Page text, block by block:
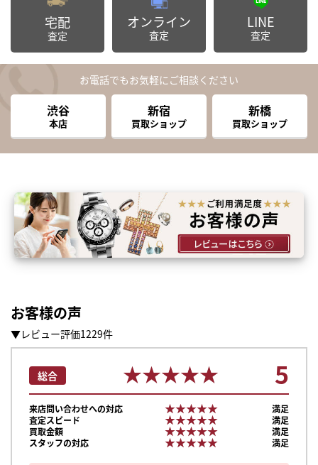
宅配
査定
オンライン
査定
LINE
査定
お電話でもお気軽にご相談ください
渋谷
本店
新宿
買取ショップ
新橋
買取ショップ
お客様の声
▼レビュー評価1229件
総合 ★★★★★
★★★★★ 5
来店問い合わせへの対応 ★★★★★
★★★★★
満足
査定スピード
★★★★★
★★★★★
満足
買取金額
★★★★★
★★★★★
満足
スタッフの対応
★★★★★
★★★★★ 満足